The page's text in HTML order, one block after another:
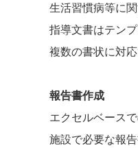
生活習慣病等に
指導文書はテン
複数の書状に対
報告書作成
エクセルベース
施設で必要な報